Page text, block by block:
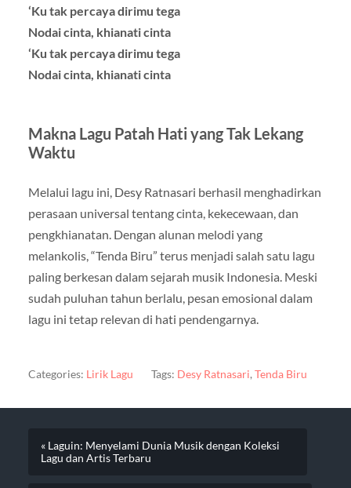
‘Ku tak percaya dirimu tega
Nodai cinta, khianati cinta
‘Ku tak percaya dirimu tega
Nodai cinta, khianati cinta
Makna Lagu Patah Hati yang Tak Lekang
Waktu
Melalui lagu ini, Desy Ratnasari berhasil menghadirkan
perasaan universal tentang cinta, kekecewaan, dan
pengkhianatan. Dengan alunan melodi yang
melankolis, “Tenda Biru” terus menjadi salah satu lagu
paling berkesan dalam sejarah musik Indonesia. Meski
sudah puluhan tahun berlalu, pesan emosional dalam
lagu ini tetap relevan di hati pendengarnya.
Categories: Lirik Lagu Tags: Desy Ratnasari,Tenda Biru
« Laguin: Menyelami Dunia Musik dengan Koleksi
Lagu dan Artis Terbaru